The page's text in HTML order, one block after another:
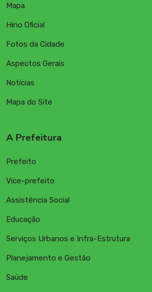
Mapa
Hino Oficial
Fotos da Cidade
Aspectos Gerais
Notícias
Mapa do Site
A Prefeitura
Prefeito
Vice-prefeito
Assistência Social
Educação
Serviços Urbanos e Infra-Estrutura
Planejamento e Gestão
Saúde